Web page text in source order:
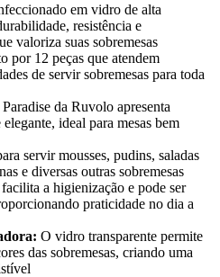
em vidro de alta
resistência e
valoriza suas sobremesas
por 12 peças que atendem
de servir sobremesas para toda
da Ruvolo apresenta
ideal para mesas bem
servir mousses, pudins, saladas
e diversas outras sobremesas
a higienização e pode ser
praticidade no dia a
O vidro transparente permite
das sobremesas, criando uma